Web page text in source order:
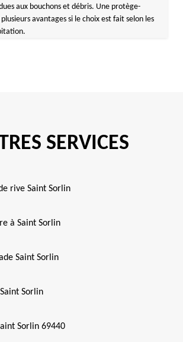
aux bouchons et débris. Une protège-
avantages si le choix est fait selon les
SERVICES
rive Saint Sorlin
à Saint Sorlin
Saint Sorlin
Sorlin
Sorlin 69440